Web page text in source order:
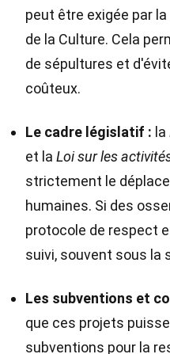
peut être exigée par
de la Culture. Cela
de sépultures et
coûteux.
Le cadre législatif : la
et la Loi sur les
strictement le
humaines. Si des
protocole de respect
suivi, souvent sous la
Les subventions et
que ces projets
subventions pour la